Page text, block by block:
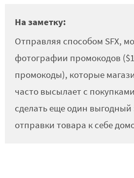
На заметку:
Отправляя способом SFX,
фотографии промокодов
промокоды), которые
часто высылает с
сделать еще один выгодный
отправки товара к себе